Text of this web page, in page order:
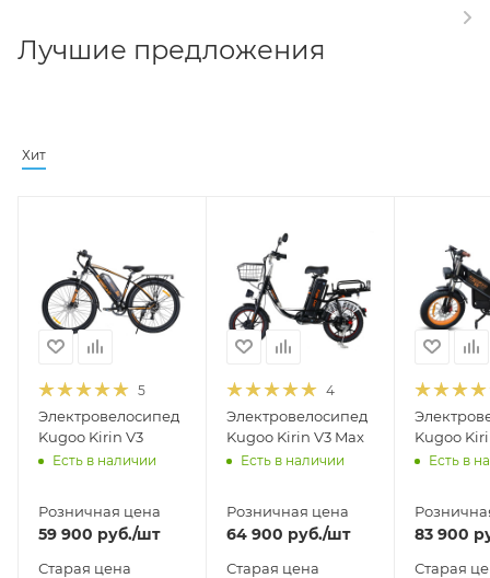
Лучшие предложения
Хит
5
Электровелосипед
Kugoo Kirin V3
Есть в наличии
Розничная цена
59 900 руб./шт
Старая цена
4
Электровелосипед
Kugoo Kirin V3 Max
Есть в наличии
Розничная цена
64 900 руб./шт
Старая цена
Kugoo
Есть в
83 900
Старая